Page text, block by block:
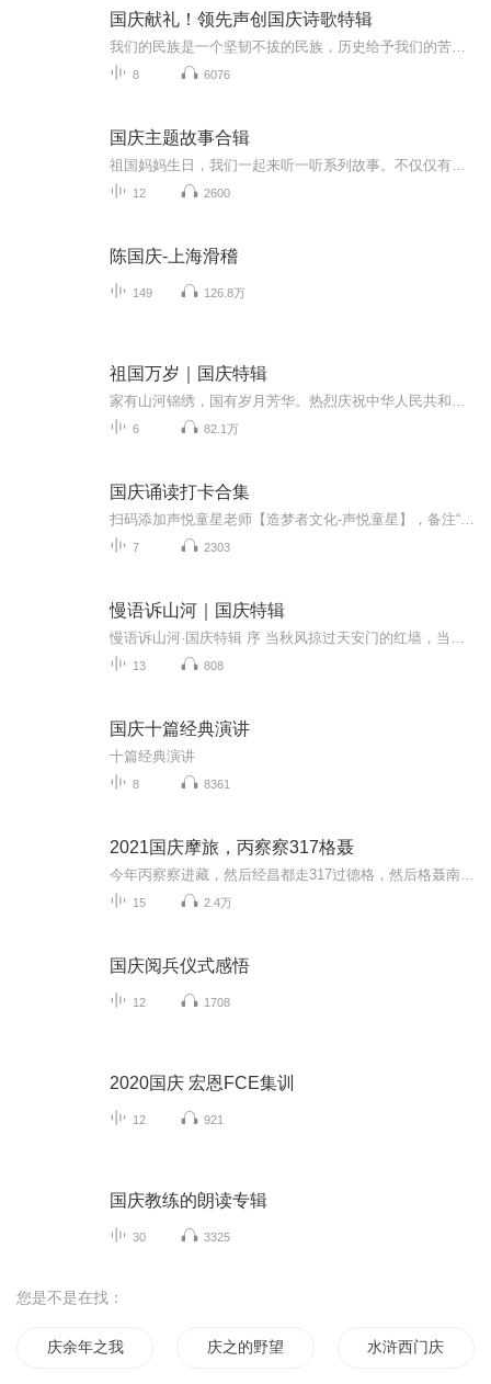
国庆献礼！领先声创国庆诗歌特辑
8 6076
国庆主题故事合辑
12 2600
陈国庆-上海滑稽
149 126.8万
祖国万岁｜国庆特辑
6 82.1万
国庆诵读打卡合集
7 2303
慢语诉山河｜国庆特辑
13 808
国庆十篇经典演讲
十篇经典演讲
8 8361
2021国庆摩旅，丙察察317格聂
15 2.4万
国庆阅兵仪式感悟
12 1708
2020国庆 宏恩FCE集训
12 921
国庆教练的朗读专辑
30 3325
您是不是在找：
庆余年之我叫王启年 庆之的野望 水浒西门庆